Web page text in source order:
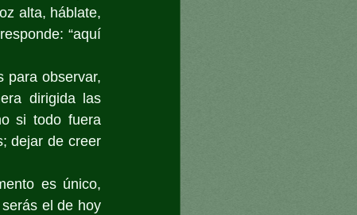
alta, háblate,
“aquí
para observar,
dirigida las
si todo fuera
dejar de creer
es único,
el de hoy